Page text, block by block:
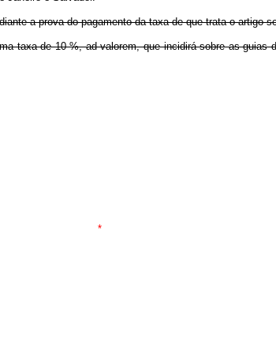
a prova do pagamento da taxa de que trata o artigo
taxa de 10 %, ad valorem, que incidirá sobre as
*